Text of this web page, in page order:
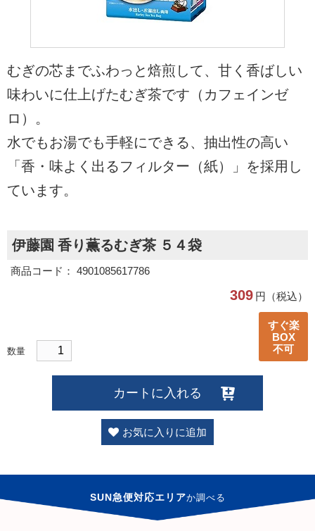
むぎの芯までふわっと焙煎して、甘く香ばしい
味わいに仕上げたむぎ茶です（カフェインゼ
ロ）。
水でもお湯でも手軽にできる、抽出性の高い
「香・味よく出るフィルター（紙）」を採用し
ています。
伊藤園 香り薫るむぎ茶 ５４袋
商品コード： 4901085617786
309 円（税込）
数量
すぐ楽
BOX
不可
カートに入れる
お気に入りに追加
SUN急便対応エリアか調べる